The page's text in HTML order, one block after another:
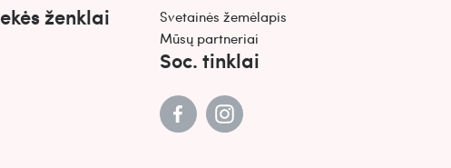
ženklai
Svetainės žemėlapis
Mūsų partneriai
Soc. tinklai